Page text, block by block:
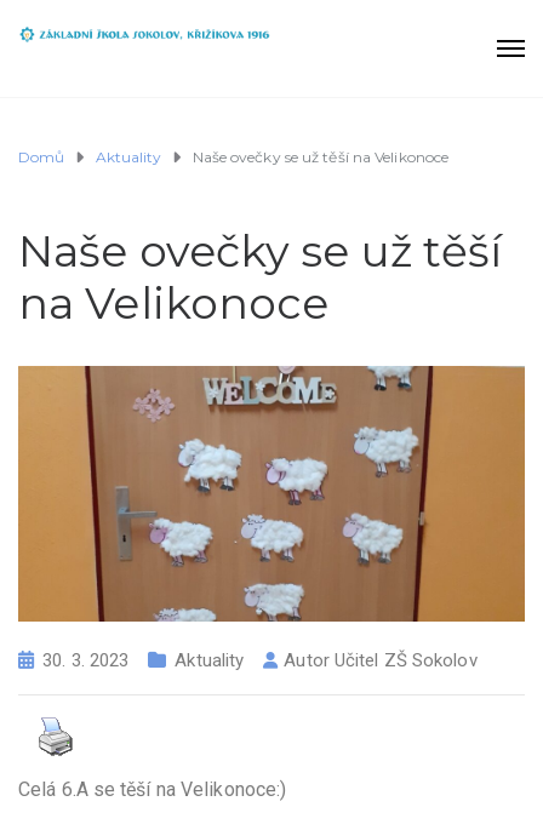
Domů Aktuality Naše ovečky se už těší na Velikonoce
Naše ovečky se už těší
na Velikonoce
30. 3. 2023 Aktuality Autor Učitel ZŠ Sokolov
Celá 6.A se těší na Velikonoce:)